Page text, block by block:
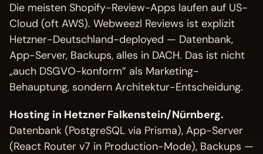
Die meisten Shopify-Review-Apps laufen auf US-
Cloud (oft AWS). Webweezl Reviews ist explizit
Hetzner-Deutschland-deployed — Datenbank,
App-Server, Backups, alles in DACH. Das ist nicht
„auch DSGVO-konform” als Marketing-
Behauptung, sondern Architektur-Entscheidung.
Hosting in Hetzner Falkenstein/Nürnberg.
Datenbank (PostgreSQL via Prisma), App-Server
(React Router v7 in Production-Mode), Backups —